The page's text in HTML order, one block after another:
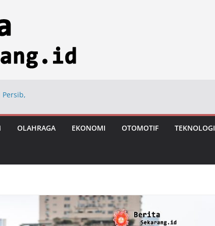
di Hayam
OLAHRAGA EKONOMI OTOMOTIF TEKNOLOGI